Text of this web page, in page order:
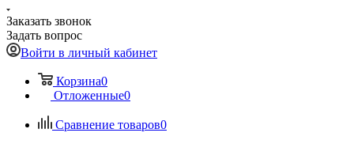
Заказать звонок
Задать вопрос
Войти в личный кабинет
Корзина0
Отложенные0
Сравнение товаров0